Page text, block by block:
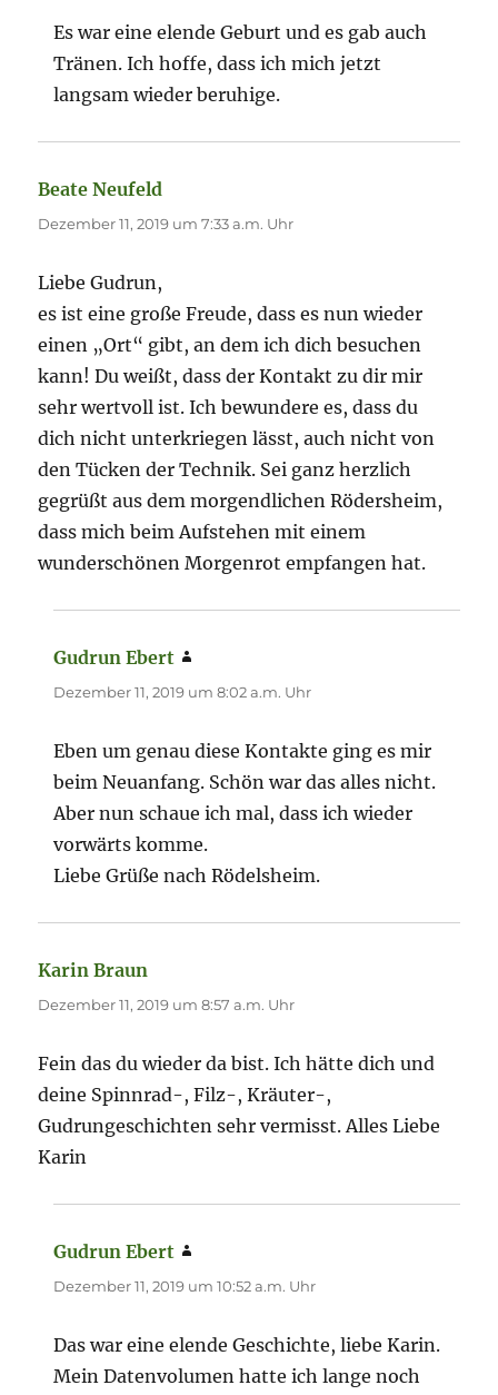
Es war eine elende Geburt und es gab auch
Tränen. Ich hoffe, dass ich mich jetzt
langsam wieder beruhige.
Beate Neufeld
Dezember 11, 2019 um 7:33 a.m. Uhr
Liebe Gudrun,
es ist eine große Freude, dass es nun wieder
einen „Ort“ gibt, an dem ich dich besuchen
kann! Du weißt, dass der Kontakt zu dir mir
sehr wertvoll ist. Ich bewundere es, dass du
dich nicht unterkriegen lässt, auch nicht von
den Tücken der Technik. Sei ganz herzlich
gegrüßt aus dem morgendlichen Rödersheim,
dass mich beim Aufstehen mit einem
wunderschönen Morgenrot empfangen hat.
Gudrun Ebert
Dezember 11, 2019 um 8:02 a.m. Uhr
Eben um genau diese Kontakte ging es mir
beim Neuanfang. Schön war das alles nicht.
Aber nun schaue ich mal, dass ich wieder
vorwärts komme.
Liebe Grüße nach Rödelsheim.
Karin Braun
Dezember 11, 2019 um 8:57 a.m. Uhr
Fein das du wieder da bist. Ich hätte dich und
deine Spinnrad-, Filz-, Kräuter-,
Gudrungeschichten sehr vermisst. Alles Liebe
Karin
Gudrun Ebert
Dezember 11, 2019 um 10:52 a.m. Uhr
Das war eine elende Geschichte, liebe Karin.
Mein Datenvolumen hatte ich lange noch